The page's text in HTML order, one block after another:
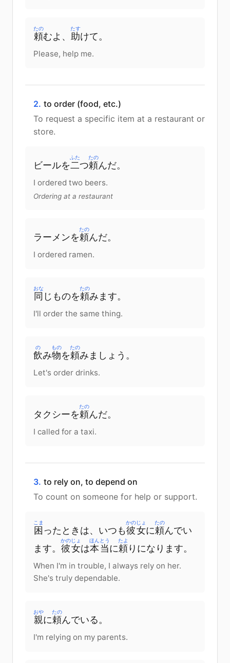
頼
たの
むよ 、 助
たす
けて 。
Please, help me.
2. to order (food, etc.)
To request a specific item at a restaurant or
store.
ビールを二
ふた
つ頼
たの
んだ。
I ordered two beers.
Ordering at a restaurant
ラーメンを頼
たの
んだ。
I ordered ramen.
同
おな
じ ものを頼
たの
みます。
I'll order the same thing.
飲
の
み物
もの
を頼
たの
みましょう。
Let's order drinks.
タクシーを頼
たの
んだ。
I called for a taxi.
3. to rely on, to depend on
To count on someone for help or support.
困
こま
った とき は、 いつも彼女
かのじょ
に頼
たの
んでい
ます。 彼女
かのじょ
は本当
ほんとう
に頼
たよ
りになります。
When I'm in trouble, I always rely on her.
She's truly dependable.
親
おや
に頼
たの
んでいる 。
I'm relying on my parents.